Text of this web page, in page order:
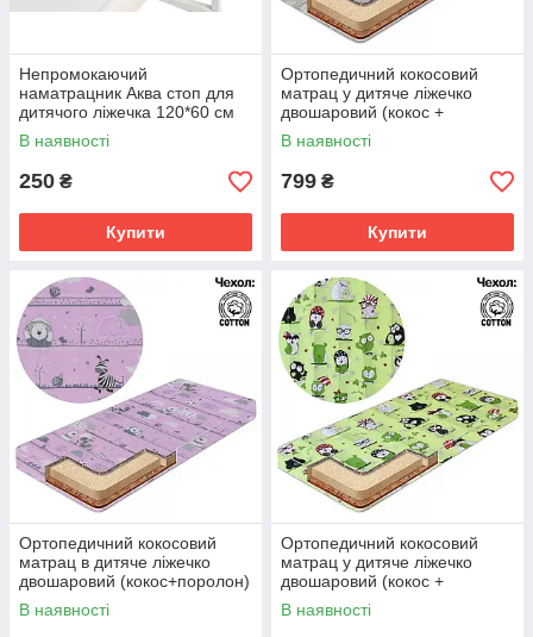
Непромокаючий
наматрацник Аква стоп для
дитячого ліжечка 120*60 см
В наявності
250 ₴
Купити
Ортопедичний кокосовий
матрац у дитяче ліжечко
двошаровий (кокос +
поролон) 120х60х5 см
В наявності
799 ₴
Купити
Ортопедичний кокосовий
матрац в дитяче ліжечко
двошаровий (кокос+поролон)
120х60х5 см
В наявності
Ортопедичний кокосовий
матрац у дитяче ліжечко
двошаровий (кокос +
поролон) 120х60х5 см
В наявності